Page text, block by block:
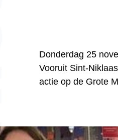
Donderdag 25
Vooruit Sint-
actie op de Grote